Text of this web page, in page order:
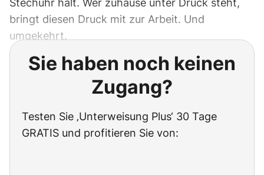
Stechuhr halt. Wer zuhause unter Druck steht,
bringt diesen Druck mit zur Arbeit. Und
umgekehrt.
Sie haben noch keinen
Zugang?
Testen Sie ‚Unterweisung Plus‘ 30 Tage
GRATIS und profitieren Sie von: